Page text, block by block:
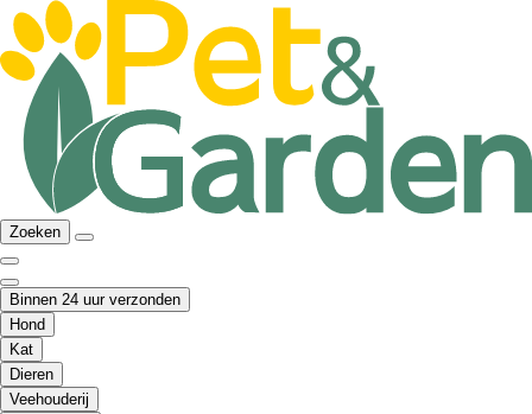
Zoeken
Binnen 24 uur verzonden
Hond
Kat
Dieren
Veehouderij